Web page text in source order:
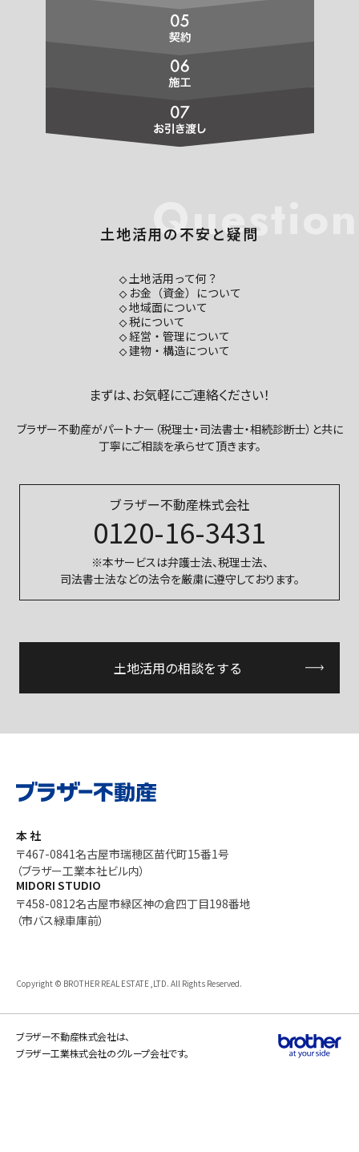
Question
土地活用の不安と疑問
土地活用って何？
お金（資金）について
地域面について
税について
経営・管理について
建物・構造について
まずは、お気軽にご連絡ください！
ブラザー不動産がパートナー（税理士・司法書士・相続診断士）と共に
丁寧にご相談を承らせて頂きます。
ブラザー不動産株式会社
0120-16-3431
※本サービスは弁護士法、税理士法、
司法書士法などの法令を厳粛に遵守しております。
土地活用の相談をする
本 社
〒467-0841名古屋市瑞穂区苗代町15番1号
（ブラザー工業本社ビル内）
MIDORI STUDIO
〒458-0812名古屋市緑区神の倉四丁目198番地
（市バス緑車庫前）
Copyright © BROTHER REAL ESTATE ,LTD. All Rights Reserved.
ブラザー不動産株式会社は、
ブラザー工業株式会社のグループ会社です。